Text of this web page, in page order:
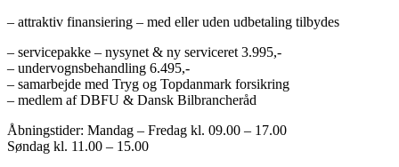
– attraktiv finansiering – med eller uden udbetaling tilbydes
– servicepakke – nysynet & ny serviceret 3.995,-
– undervognsbehandling 6.495,-
– samarbejde med Tryg og Topdanmark forsikring
– medlem af DBFU & Dansk Bilbrancheråd
Åbningstider: Mandag – Fredag kl. 09.00 – 17.00
Søndag kl. 11.00 – 15.00